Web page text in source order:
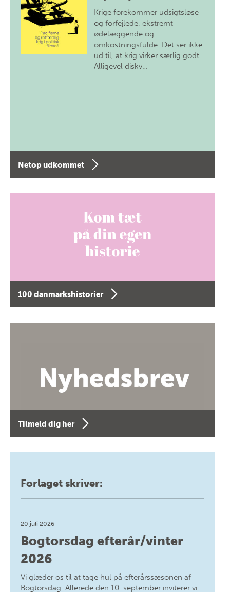
Krige forekommer udsigtsløse
og forfejlede, ekstremt
ødelæggende og
omkostningsfulde. Det ser ikke
ud til, at krig virker særlig godt.
Alligevel diskv…
Netop udkommet
100 danmarkshistorier
Tilmeld dig her
Forlaget skriver:
20 juli 2026
Bogtorsdag efterår/vinter
2026
Vi glæder os til at tage hul på efterårssæsonen af
Bogtorsdag. Allerede den 10. september inviterer vi